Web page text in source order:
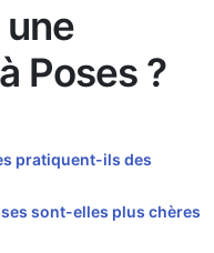
Poses ?
pratiquent-ils des
sont-elles plus chères